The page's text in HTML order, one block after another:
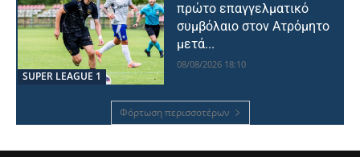
SUPER LEAGUE 1
πρώτο επαγγελματικό
συμβόλαιο στον Ατρόμητο
μετά...
08/08/2026 18:10
Φόρτωση περισσοτέρων